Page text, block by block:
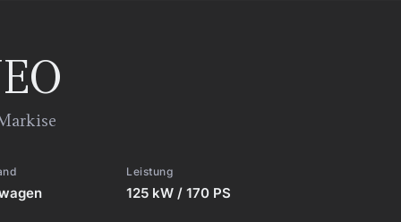
Leistung
125 kW / 170 PS